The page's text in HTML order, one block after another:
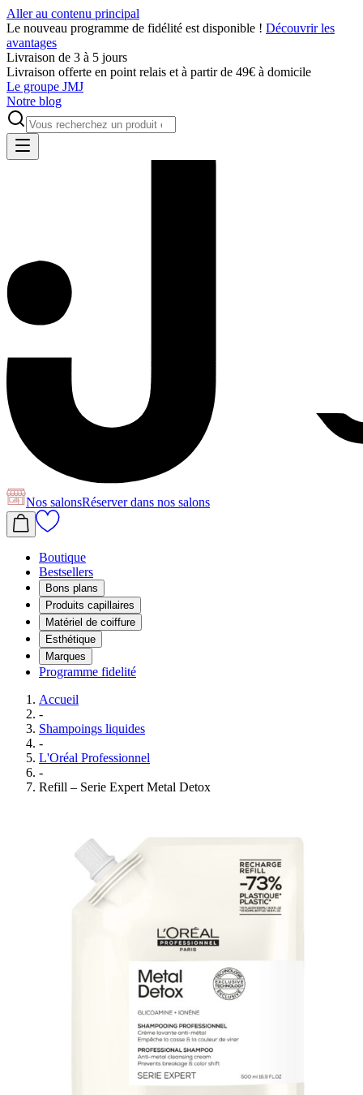
Aller au contenu principal
Le nouveau programme de fidélité est disponible ! Découvrir les
avantages
Livraison de 3 à 5 jours
Livraison offerte en point relais et à partir de 49€ à domicile
Le groupe JMJ
Notre blog
Nos salonsRéserverdans nos salons
Boutique
Bestsellers
Bons plans
Produits capillaires
Matériel de coiffure
Esthétique
Marques
Programme fidelité
Accueil
-
Shampoings liquides
-
L'Oréal Professionnel
-
Refill – Serie Expert Metal Detox